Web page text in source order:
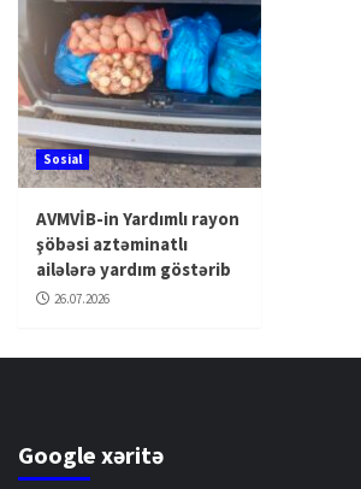
Sosial
AVMVİB-in Yardımlı rayon
şöbəsi aztəminatlı
ailələrə yardım göstərib
26.07.2026
Google xəritə